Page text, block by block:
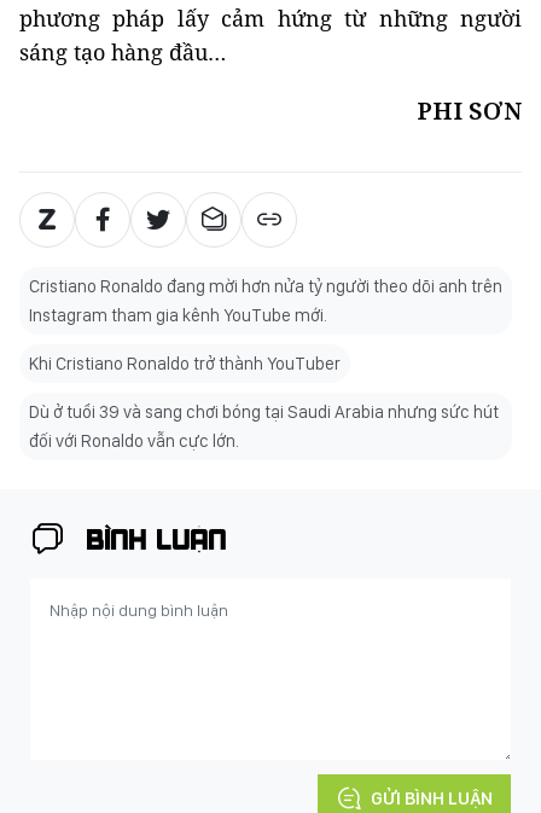
phương pháp lấy cảm hứng từ những người
sáng tạo hàng đầu…
PHI SƠN
Cristiano Ronaldo đang mời hơn nửa tỷ người theo dõi anh trên
Instagram tham gia kênh YouTube mới.
Khi Cristiano Ronaldo trở thành YouTuber
Dù ở tuổi 39 và sang chơi bóng tại Saudi Arabia nhưng sức hút
đối với Ronaldo vẫn cực lớn.
BÌNH LUẬN
GỬI BÌNH LUẬN